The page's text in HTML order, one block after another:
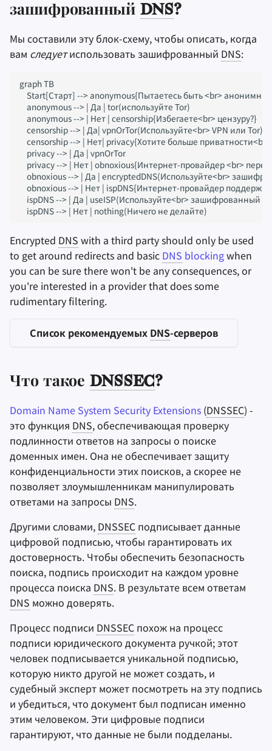
зашифрованный DNS?
Мы составили эту блок-схему, чтобы описать, когда
вам следуетиспользовать зашифрованный DNS:
graph TB
Start[Старт] --> anonymous{Пытаетесь быть <br>
    anonymous --> | Да | tor(используйте Tor)
    anonymous --> | Нет | censorship{Избегаете<br> цензуру?}
    censorship --> | Да| vpnOrTor(Используйте<br> VPN или Tor)
censorship --> | Нет| privacy{Хотите больше
    privacy --> | Да | vpnOrTor
privacy --> | Нет | obnoxious{Интернет-провайдер <br>
obnoxious --> | Да | encryptedDNS(Используйте<br>
obnoxious --> | Нет | ispDNS{Интернет-провайдер
ispDNS --> | Да | useISP(Используйте<br>
    ispDNS --> | Нет | nothing(Ничего не делайте)
Encrypted DNS with a third party should only be used
to get around redirects and basic DNS blockingwhen
you can be sure there won't be any consequences, or
you're interested in a provider that does some
rudimentary filtering.
Список рекомендуемых DNS-серверов
Что такое DNSSEC?
Domain Name System Security Extensions (DNSSEC) -
это функция DNS, обеспечивающая проверку
подлинности ответов на запросы о поиске
доменных имен. Она не обеспечивает защиту
конфиденциальности этих поисков, а скорее не
позволяет злоумышленникам манипулировать
ответами на запросы DNS.
Другими словами, DNSSEC подписывает данные
цифровой подписью, чтобы гарантировать их
достоверность. Чтобы обеспечить безопасность
поиска, подпись происходит на каждом уровне
процесса поиска DNS. В результате всем ответам
DNS можно доверять.
Процесс подписи DNSSEC похож на процесс
подписи юридического документа ручкой; этот
человек подписывается уникальной подписью,
которую никто другой не может создать, и
судебный эксперт может посмотреть на эту подпись
и убедиться, что документ был подписан именно
этим человеком. Эти цифровые подписи
гарантируют, что данные не были подделаны.